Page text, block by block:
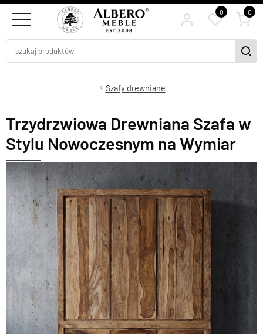
0 0
Szafy drewniane
Trzydrzwiowa Drewniana Szafa w
Stylu Nowoczesnym na Wymiar